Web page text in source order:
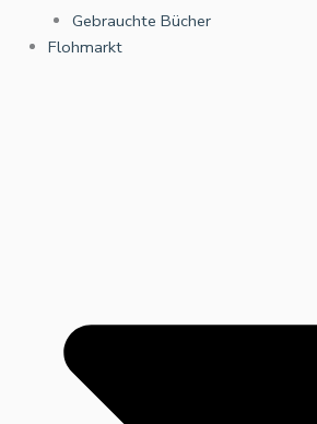
Gebrauchte Bücher
Flohmarkt